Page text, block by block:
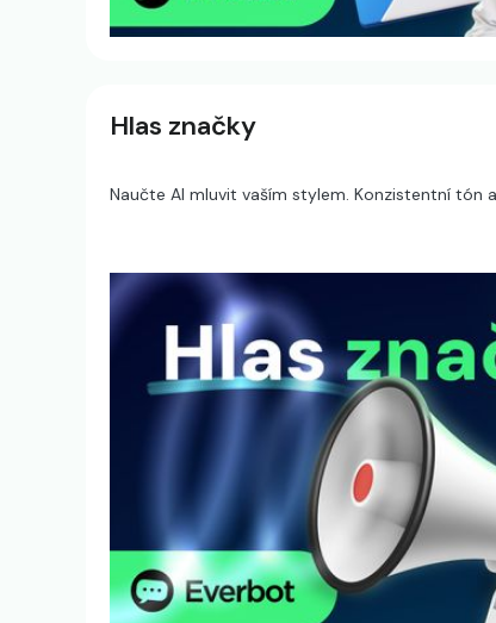
Hlas značky
Naučte AI mluvit vaším stylem. Konzistentní tón